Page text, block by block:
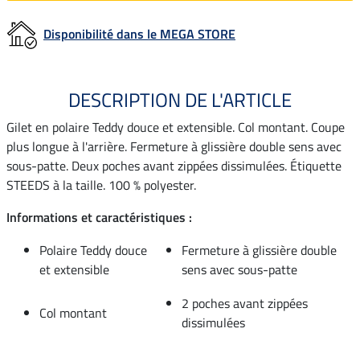
Disponibilité dans le MEGA STORE
DESCRIPTION DE L'ARTICLE
Gilet en polaire Teddy douce et extensible. Col montant. Coupe
plus longue à l'arrière. Fermeture à glissière double sens avec
sous-patte. Deux poches avant zippées dissimulées. Étiquette
STEEDS à la taille. 100 % polyester.
Informations et caractéristiques :
Polaire Teddy douce
et extensible
Fermeture à glissière double
sens avec sous-patte
Col montant
2 poches avant zippées
dissimulées